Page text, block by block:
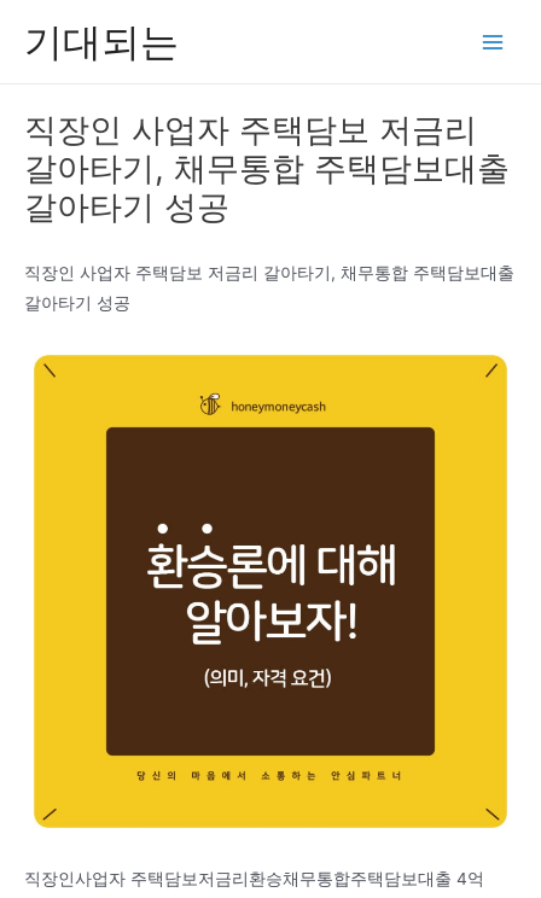
기대되는
직장인 사업자 주택담보 저금리
갈아타기, 채무통합 주택담보대출
갈아타기 성공
직장인 사업자 주택담보 저금리 갈아타기, 채무통합 주택담보대출
갈아타기 성공
직장인사업자 주택담보저금리환승채무통합주택담보대출 4억